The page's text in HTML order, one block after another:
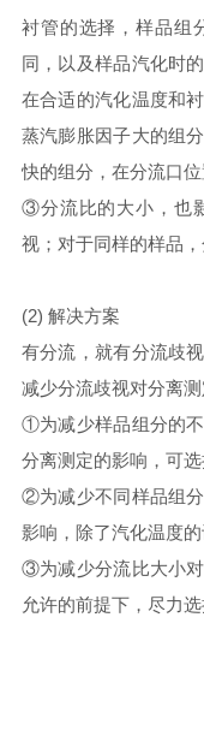
衬管的选择，样品组
同，以及样品汽化时
在合适的汽化温度和
蒸汽膨胀因子大的组
快的组分，在分流口
③分流比的大小，也
视；对于同样的样品
(2) 解决方案
有分流，就有分流歧
减少分流歧视对分离测
①为减少样品组分的
分离测定的影响，可选
②为减少不同样品组
影响，除了汽化温度
③为减少分流比大小
允许的前提下，尽力选